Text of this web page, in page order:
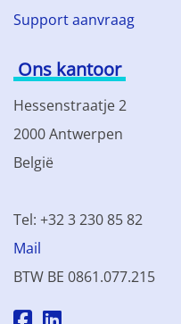
Support aanvraag
Ons kantoor
Hessenstraatje 2
2000 Antwerpen
België
Tel: +32 3 230 85 82
Mail
BTW BE 0861.077.215